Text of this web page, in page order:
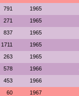
791 1965
271 1965
837 1965
1711 1965
263 1965
578 1966
453 1966
60 1967